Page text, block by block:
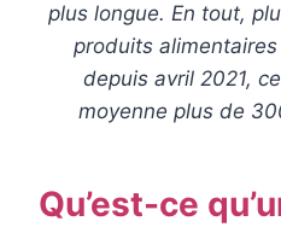
plus longue. En tout,
produits
depuis avril 2021,
moyenne plus de
Qu’est-ce